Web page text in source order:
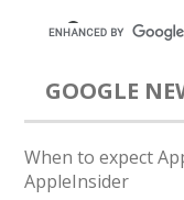
GOOGLE
When to expect
AppleInsider